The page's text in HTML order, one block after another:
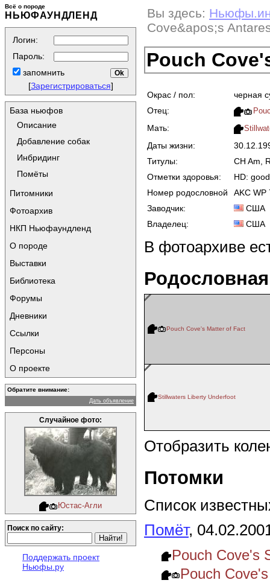
Всё о породе
НЬЮФАУНДЛЕНД
Логин:
Пароль:
запомнить
[Зарегистрироваться]
База ньюфов
Описание
Добавление собак
Инбридинг
Помёты
Питомники
Фотоархив
НКП Ньюфаундленд
О породе
Выставки
Библиотека
Форумы
Дневники
Ссылки
Персоны
О проекте
Обратите внимание:
Дать объявление
Случайное фото:
Юстас-Агли
Поиск по сайту:
Поддержать проект
Ньюфы.ру
Вы здесь:
Cove&apos;s
Pouch
Окрас / пол:
черная
Отец:
Мать:
Даты жизни:
Титулы:
CH Am,
Отметки здоровья:
HD: good
Номер родословной
AKC WP
Заводчик:
США
Владелец:
США
В фотоархиве
Родословная
Pouch Cove's Matter of Fact
Stillwaters Liberty Underfoot
Отобразить
Потомки
Список
Помёт,
Pouch Cove's
Pouch